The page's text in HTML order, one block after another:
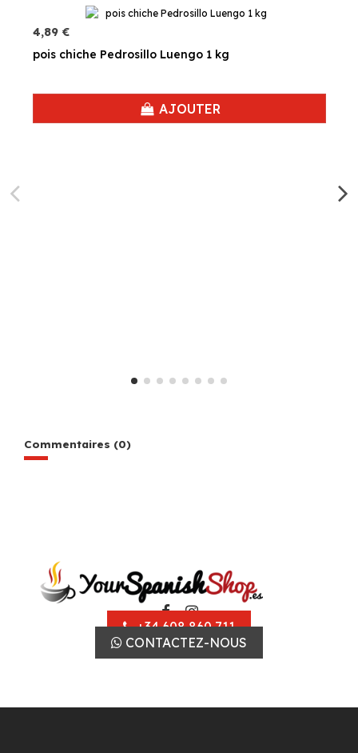
4,89 €
pois chiche Pedrosillo Luengo 1 kg
AJOUTER
Commentaires (0)
+34 608 860 711
CONTACTEZ-NOUS